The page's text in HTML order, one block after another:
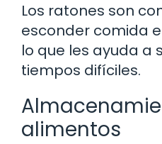
Los ratones son
esconder comida
lo que les ayuda a
tiempos difíciles.
alimentos